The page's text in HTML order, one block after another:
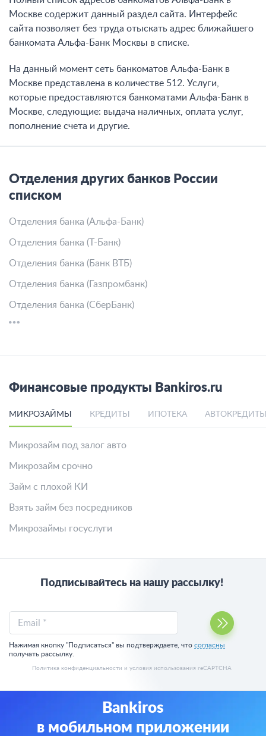
Москве содержит данный раздел сайта. Интерфейс
сайта позволяет без труда отыскать адрес ближайшего
банкомата Альфа-Банк Москвы в списке.
На данный момент сеть банкоматов Альфа-Банк в
Москве представлена в количестве 512. Услуги,
которые предоставляются банкоматами Альфа-Банк в
Москве, следующие: выдача наличных, оплата услуг,
пополнение счета и другие.
Отделения других банков России
списком
Отделения банка (Альфа-Банк)
Отделения банка (Т-Банк)
Отделения банка (Банк ВТБ)
Отделения банка (Газпромбанк)
Отделения банка (СберБанк)
Финансовые продукты Bankiros.ru
МИКРОЗАЙМЫ КРЕДИТЫ ИПОТЕКА
Микрозайм под залог авто
Микрозайм срочно
Займ с плохой КИ
Взять займ без посредников
Микрозаймы госуслуги
Подписывайтесь на нашу рассылку!
Email *
Нажимая кнопку "Подписаться" вы подтверждаете, что согласны
получать рассылку.
Политика конфиденциальности и условия использования reCAPTCHA
Bankiros
в мобильном приложении